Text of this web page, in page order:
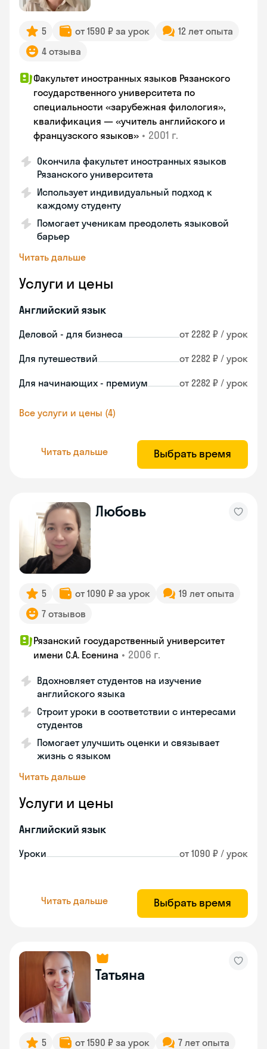
5 от 1590 ₽ за урок
12 лет опыта
4 отзыва
Факультет иностранных языков Рязанского
государственного университета по
специальности «зарубежная филология»,
квалификация — «учитель английского и
французского языков» • 2001 г.
Окончила факультет иностранных языков
Рязанского университета
Использует индивидуальный подход к
каждому студенту
Помогает ученикам преодолеть языковой
барьер
Читать дальше
Услуги и цены
Английский язык
Деловой - для бизнеса от 2282 ₽ / урок
Для путешествий от 2282 ₽ / урок
Для начинающих - премиум от 2282 ₽ / урок
Все услуги и цены (4)
Читать дальше Выбрать время
Любовь
5 от 1090 ₽ за урок
19 лет опыта
7 отзывов
Рязанский государственный университет
имени С.А. Есенина • 2006 г.
Вдохновляет студентов на изучение
английского языка
Строит уроки в соответствии с интересами
студентов
Помогает улучшить оценки и связывает
жизнь с языком
Читать дальше
Услуги и цены
Английский язык
Уроки от 1090 ₽ / урок
Читать дальше Выбрать время
Татьяна
5 от 1590 ₽ за урок
7 лет опыта